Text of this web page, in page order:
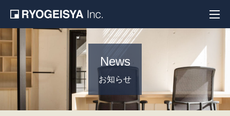
News
お知らせ